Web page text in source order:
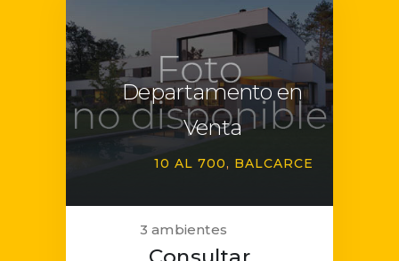
Departamento en
Venta
10 AL 700 BALCARCE
3 ambientes